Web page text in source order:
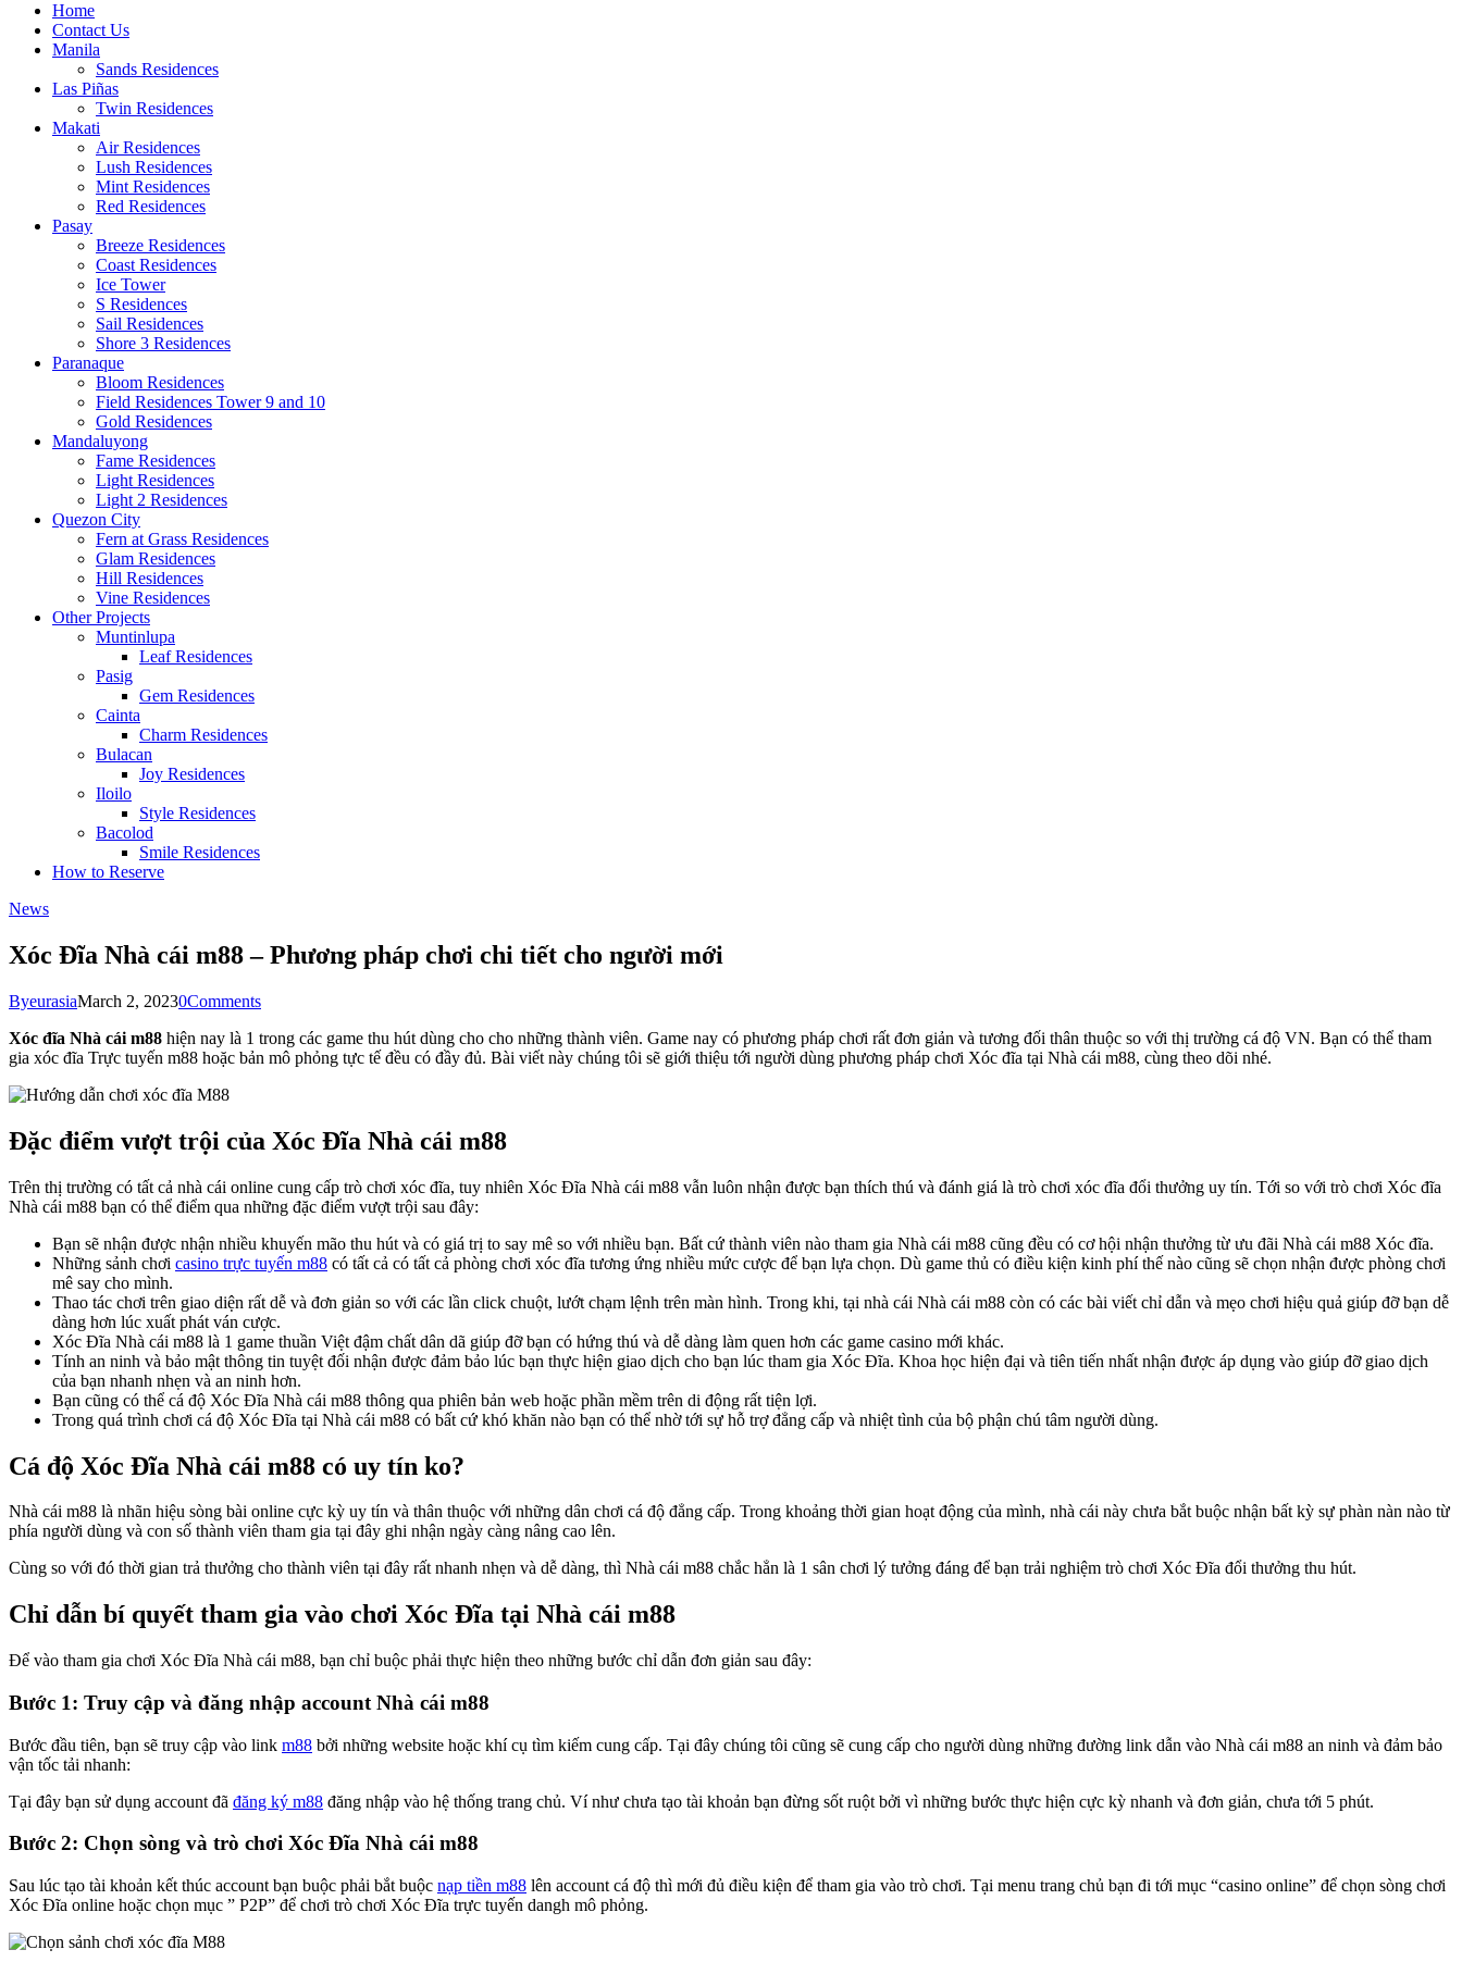
Home
Contact Us
Manila
Sands Residences
Las Piñas
Twin Residences
Makati
Air Residences
Lush Residences
Mint Residences
Red Residences
Pasay
Breeze Residences
Coast Residences
Ice Tower
S Residences
Sail Residences
Shore 3 Residences
Paranaque
Bloom Residences
Field Residences Tower 9 and 10
Gold Residences
Mandaluyong
Fame Residences
Light Residences
Light 2 Residences
Quezon City
Fern at Grass Residences
Glam Residences
Hill Residences
Vine Residences
Other Projects
Muntinlupa
Leaf Residences
Pasig
Gem Residences
Cainta
Charm Residences
Bulacan
Joy Residences
Iloilo
Style Residences
Bacolod
Smile Residences
How to Reserve
News
Xóc Đĩa Nhà cái m88 – Phương pháp chơi chi tiết cho người mới
ByeurasiaMarch 2, 20230Comments
Xóc đĩa Nhà cái m88 hiện nay là 1 trong các game thu hút dùng cho cho những thành viên. Game nay có phương pháp chơi rất đơn giản và tương đối thân thuộc so với thị trường cá độ VN. Bạn có thể tham
gia xóc đĩa Trực tuyến m88 hoặc bản mô phỏng tực tế đều có đầy đủ. Bài viết này chúng tôi sẽ giới thiệu tới người dùng phương pháp chơi Xóc đĩa tại Nhà cái m88, cùng theo dõi nhé.
Đặc điểm vượt trội của Xóc Đĩa Nhà cái m88
Trên thị trường có tất cả nhà cái online cung cấp trò chơi xóc đĩa, tuy nhiên Xóc Đĩa Nhà cái m88 vẫn luôn nhận được bạn thích thú và đánh giá là trò chơi xóc đĩa đổi thưởng uy tín. Tới so với trò chơi Xóc đĩa
Nhà cái m88 bạn có thể điểm qua những đặc điểm vượt trội sau đây:
Bạn sẽ nhận được nhận nhiều khuyến mão thu hút và có giá trị to say mê so với nhiều bạn. Bất cứ thành viên nào tham gia Nhà cái m88 cũng đều có cơ hội nhận thưởng từ ưu đãi Nhà cái m88 Xóc đĩa.
Những sảnh chơi casino trực tuyến m88 có tất cả có tất cả phòng chơi xóc đĩa tương ứng nhiều mức cược để bạn lựa chọn. Dù game thủ có điều kiện kinh phí thế nào cũng sẽ chọn nhận được phòng chơi
mê say cho mình.
Thao tác chơi trên giao diện rất dễ và đơn giản so với các lần click chuột, lướt chạm lệnh trên màn hình. Trong khi, tại nhà cái Nhà cái m88 còn có các bài viết chỉ dẫn và mẹo chơi hiệu quả giúp đỡ bạn dễ
dàng hơn lúc xuất phát ván cược.
Xóc Đĩa Nhà cái m88 là 1 game thuần Việt đậm chất dân dã giúp đỡ bạn có hứng thú và dễ dàng làm quen hơn các game casino mới khác.
Tính an ninh và bảo mật thông tin tuyệt đối nhận được đảm bảo lúc bạn thực hiện giao dịch cho bạn lúc tham gia Xóc Đĩa. Khoa học hiện đại và tiên tiến nhất nhận được áp dụng vào giúp đỡ giao dịch
của bạn nhanh nhẹn và an ninh hơn.
Bạn cũng có thể cá độ Xóc Đĩa Nhà cái m88 thông qua phiên bản web hoặc phần mềm trên di động rất tiện lợi.
Trong quá trình chơi cá độ Xóc Đĩa tại Nhà cái m88 có bất cứ khó khăn nào bạn có thể nhờ tới sự hỗ trợ đẳng cấp và nhiệt tình của bộ phận chú tâm người dùng.
Cá độ Xóc Đĩa Nhà cái m88 có uy tín ko?
Nhà cái m88 là nhãn hiệu sòng bài online cực kỳ uy tín và thân thuộc với những dân chơi cá độ đẳng cấp. Trong khoảng thời gian hoạt động của mình, nhà cái này chưa bắt buộc nhận bất kỳ sự phàn nàn nào từ
phía người dùng và con số thành viên tham gia tại đây ghi nhận ngày càng nâng cao lên.
Cùng so với đó thời gian trả thưởng cho thành viên tại đây rất nhanh nhẹn và dễ dàng, thì Nhà cái m88 chắc hẳn là 1 sân chơi lý tưởng đáng để bạn trải nghiệm trò chơi Xóc Đĩa đổi thưởng thu hút.
Chỉ dẫn bí quyết tham gia vào chơi Xóc Đĩa tại Nhà cái m88
Để vào tham gia chơi Xóc Đĩa Nhà cái m88, bạn chỉ buộc phải thực hiện theo những bước chỉ dẫn đơn giản sau đây:
Bước 1: Truy cập và đăng nhập account Nhà cái m88
Bước đầu tiên, bạn sẽ truy cập vào link m88 bởi những website hoặc khí cụ tìm kiếm cung cấp. Tại đây chúng tôi cũng sẽ cung cấp cho người dùng những đường link dẫn vào Nhà cái m88 an ninh và đảm bảo
vận tốc tải nhanh:
Tại đây bạn sử dụng account đã đăng ký m88 đăng nhập vào hệ thống trang chủ. Ví như chưa tạo tài khoản bạn đừng sốt ruột bởi vì những bước thực hiện cực kỳ nhanh và đơn giản, chưa tới 5 phút.
Bước 2: Chọn sòng và trò chơi Xóc Đĩa Nhà cái m88
Sau lúc tạo tài khoản kết thúc account bạn buộc phải bắt buộc nạp tiền m88 lên account cá độ thì mới đủ điều kiện để tham gia vào trò chơi. Tại menu trang chủ bạn đi tới mục “casino online” để chọn sòng chơi
Xóc Đĩa online hoặc chọn mục ” P2P” để chơi trò chơi Xóc Đĩa trực tuyến dangh mô phỏng.